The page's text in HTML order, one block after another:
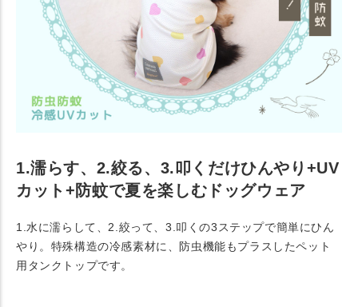
1.濡らす、2.絞る、3.叩くだけひんやり+UV
カット+防蚊で夏を楽しむドッグウェア
1.水に濡らして、2.絞って、3.叩くの3ステップで簡単にひん
やり。特殊構造の冷感素材に、防虫機能もプラスしたペット
用タンクトップです。